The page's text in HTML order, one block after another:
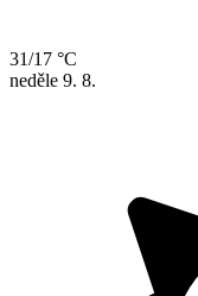
31/17 °C
neděle 9. 8.